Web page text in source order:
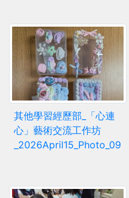
其他學習經歷部_「心連
心」藝術交流工作坊
_2026April15_Photo_09